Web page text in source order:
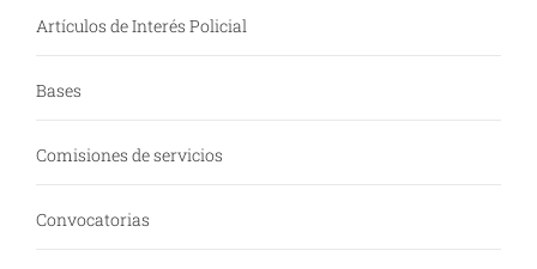
Artículos de Interés Policial
Bases
Comisiones de servicios
Convocatorias